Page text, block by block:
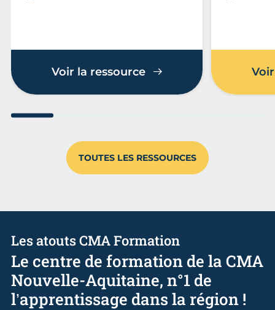
Voir la ressource
TOUTES LES RESSOURCES
Le centre de formation de la CMA
Nouvelle-Aquitaine, n°1 de
l’apprentissage dans la région !
Les atouts CMA Formation